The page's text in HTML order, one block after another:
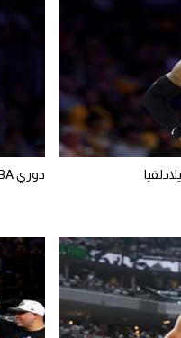
دوري NBA – ليبرون جيمس يبلغ لوس أنجلوس ليكرز بالرحيل